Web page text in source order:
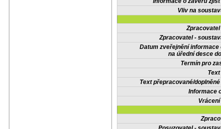
Vliv na
Zpracovatel -
Datum zveřejnění informace
na úřední desce
Termín pro
Text přepracované/
Informace